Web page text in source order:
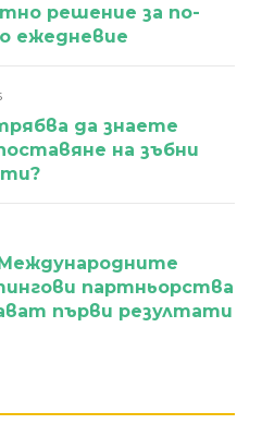
решение за по-
ежедневие
да знаете
на зъбни
партньорства
първи резултати